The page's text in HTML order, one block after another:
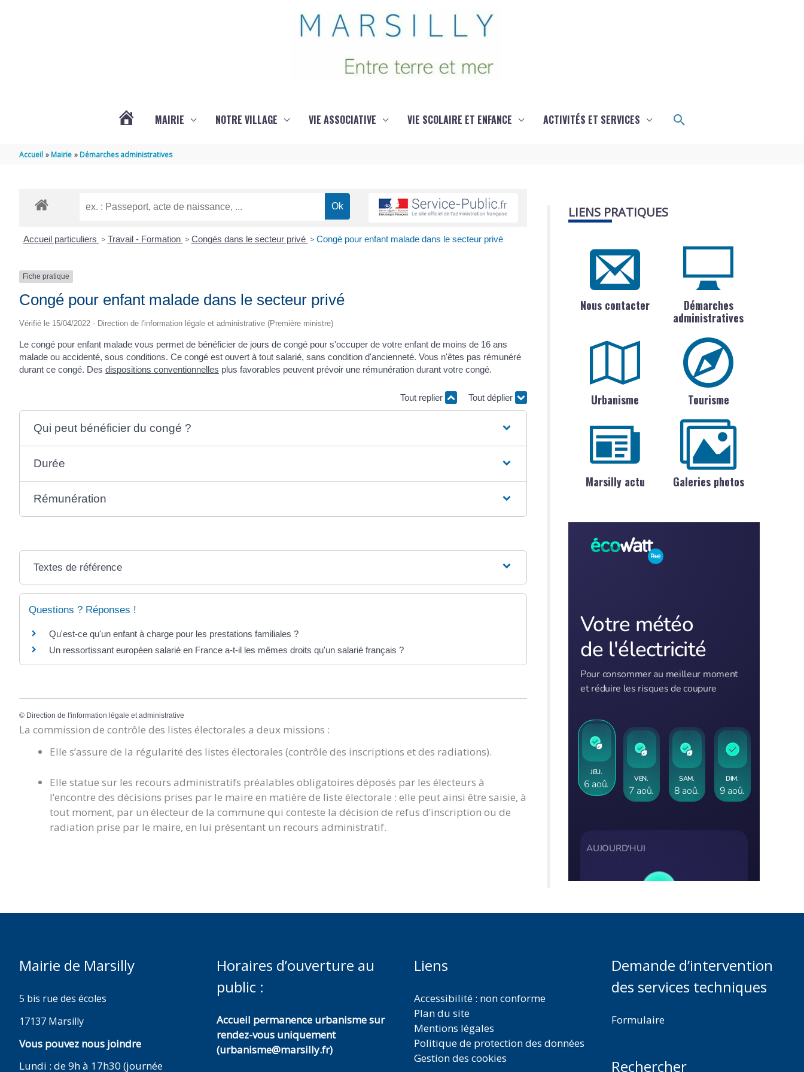
MARSILLY
MAIRIE NOTRE VILLAGE VIE ASSOCIATIVE VIE SCOLAIRE ET ENFANCE ACTIVITÉS ET SERVICES Rechercher
Accueil Mairie Démarches administratives
Accueil particuliers > Travail - Formation > Congés dans le secteur privé > Congé pour enfant malade dans le secteur privé
Fiche pratique
Congé pour enfant malade dans le secteur privé
Vérifié le 15/04/2022 - Direction de l'information légale et administrative (Première ministre)
Le congé pour enfant malade vous permet de bénéficier de jours de congé pour s'occuper de votre enfant de moins de 16 ans
malade ou accidenté, sous conditions. Ce congé est ouvert à tout salarié, sans condition d'ancienneté. Vous n'êtes pas rémunéré
durant ce congé. Des dispositions conventionnelles plus favorables peuvent prévoir une rémunération durant votre congé.
Tout replier Tout déplier
Qui peut bénéficier du congé ?
Durée
Rémunération
Textes de référence
Questions ? Réponses !
Qu'est-ce qu'un enfant à charge pour les prestations familiales ?
Un ressortissant européen salarié en France a-t-il les mêmes droits qu'un salarié français ?
© Direction de l'information légale et administrative
La commission de contrôle des listes électorales a deux missions :
Elle s’assure de la régularité des listes électorales (contrôle des inscriptions et des radiations).
Elle statue sur les recours administratifs préalables obligatoires déposés par les électeurs à
l’encontre des décisions prises par le maire en matière de liste électorale : elle peut ainsi être saisie, à
tout moment, par un électeur de la commune qui conteste la décision de refus d’inscription ou de
radiation prise par le maire, en lui présentant un recours administratif.
LIENS PRATIQUES
Nous contacter
Démarches
administratives
Urbanisme Tourisme
Marsilly actu Galeries photos
Mairie de Marsilly
5 bis rue des écoles
17137 Marsilly
Vous pouvez nous joindre
Lundi : de 9h à 17h30 (journée
Horaires d’ouverture au
public :
Accueil permanence urbanisme sur
rendez-vous uniquement
(urbanisme@marsilly.fr)
Liens
Accessibilité : non conforme
Plan du site
Mentions légales
Politique de protection des données
Gestion des cookies
Demande d’intervention
des services techniques
Formulaire
Rechercher